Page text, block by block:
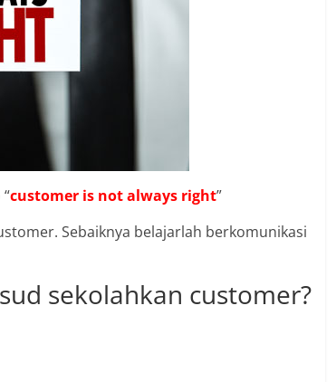
customer is not always right”
Sebaiknya belajarlah berkomunikasi
sekolahkan customer?